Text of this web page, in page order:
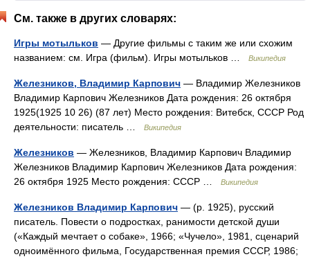
См. также в других словарях:
Игры мотыльков — Другие фильмы с таким же или схожим
названием: см. Игра (фильм). Игры мотыльков …
Википедия
Железников, Владимир Карпович — Владимир Железников
Владимир Карпович Железников Дата рождения: 26 октября
1925(1925 10 26) (87 лет) Место рождения: Витебск, СССР Род
деятельности: писатель …
Википедия
Железников — Железников, Владимир Карпович Владимир
Железников Владимир Карпович Железников Дата рождения:
26 октября 1925 Место рождения: СССР …
Википедия
Железников Владимир Карпович — (р. 1925), русский
писатель. Повести о подростках, ранимости детской души
(«Каждый мечтает о собаке», 1966; «Чучело», 1981, сценарий
одноимённого фильма, Государственная премия СССР, 1986;